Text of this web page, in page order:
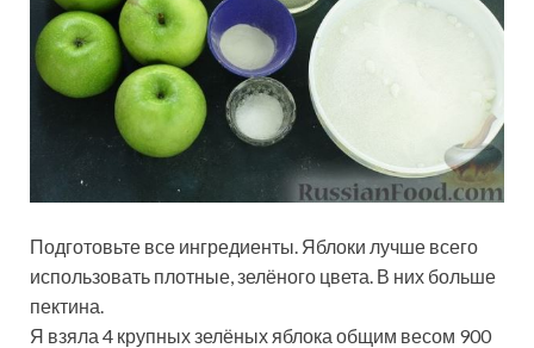
Подготовьте все ингредиенты. Яблоки лучше всего
использовать плотные, зелёного цвета. В них больше
пектина.
Я взяла 4 крупных зелёных яблока общим весом 900